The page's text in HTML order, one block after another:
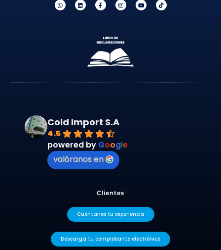
Cold Import S.A
4.5
powered by Google
valóranos en
Clientes
Cuéntanos tu experiencia
Descarga tu comprobante electrónico